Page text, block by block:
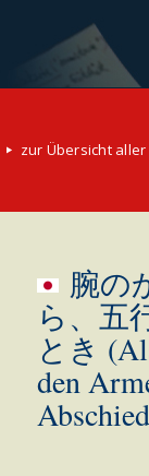
zur Übersicht
腕の
ら、五
とき
den